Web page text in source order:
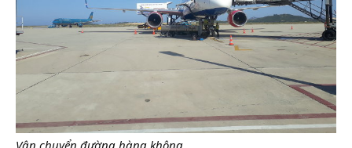
Vận chuyển đường hàng không